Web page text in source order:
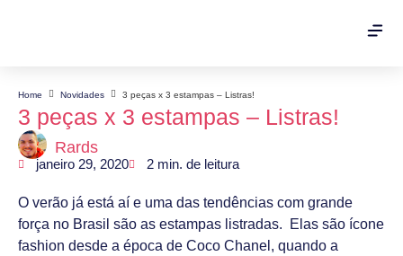
Home Novidades 3 peças x 3 estampas – Listras!
3 peças x 3 estampas – Listras!
Rards
janeiro 29, 2020 2 min. de leitura
O verão já está aí e uma das tendências com grande
força no Brasil são as estampas listradas. Elas são ícone
fashion desde a época de Coco Chanel, quando a